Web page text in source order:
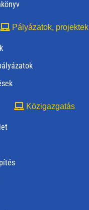
Pályázatok, projektek
Közigazgatás